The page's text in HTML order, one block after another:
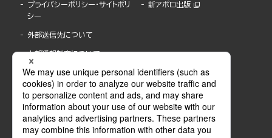
プライバシーポリシー・サイトポリ
シー
外部送信先について
内部通報制度について
新アポロ出版